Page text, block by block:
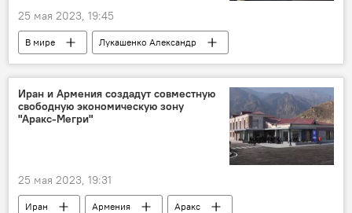
25 мая 2023, 19:45
В мире
Лукашенко Александр
боеприпасы
решение РФ
Иран и Армения создадут совместную
свободную экономическую зону
"Аракс-Мегри"
25 мая 2023, 19:31
Иран Армения
Аракс